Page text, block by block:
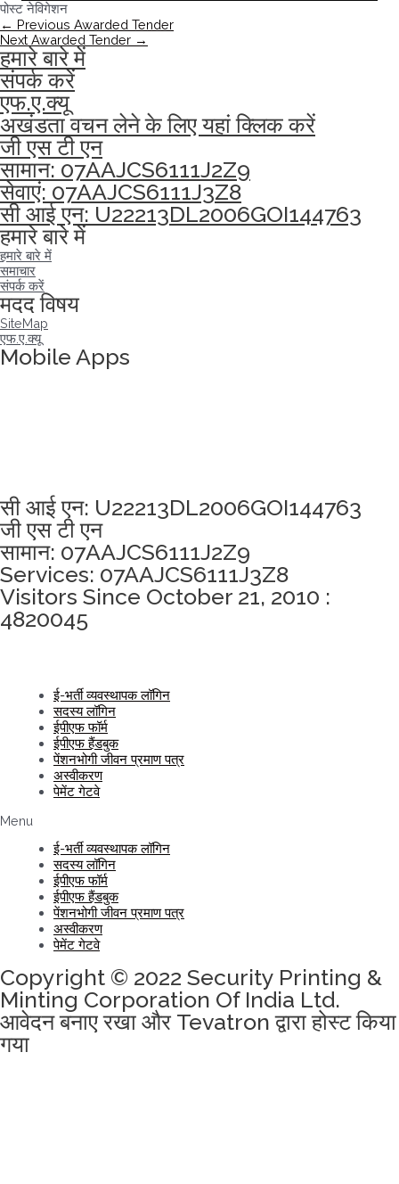
पोस्ट नेविगेशन
← Previous Awarded Tender
Next Awarded Tender →
हमारे बारे में
संपर्क करें
एफ.ए.क्यू
अखंडता वचन लेने के लिए यहां क्लिक करें
जी एस टी एन
सामान: 07AAJCS6111J2Z9
सेवाएं: 07AAJCS6111J3Z8
सी आई एन: U22213DL2006GOI144763
हमारे बारे में
हमारे बारे में
समाचार
संपर्क करें
मदद विषय
SiteMap
एफ.ए.क्यू
Mobile Apps
सी आई एन: U22213DL2006GOI144763
जी एस टी एन
सामान: 07AAJCS6111J2Z9
Services: 07AAJCS6111J3Z8
Visitors Since October 21, 2010 :
4820045
ई-भर्ती व्यवस्थापक लॉगिन
सदस्य लॉगिन
ईपीएफ फॉर्म
ईपीएफ हैंडबुक
पेंशनभोगी जीवन प्रमाण पत्र
अस्वीकरण
पेमेंट गेटवे
Menu
ई-भर्ती व्यवस्थापक लॉगिन
सदस्य लॉगिन
ईपीएफ फॉर्म
ईपीएफ हैंडबुक
पेंशनभोगी जीवन प्रमाण पत्र
अस्वीकरण
पेमेंट गेटवे
Copyright © 2022 Security Printing &
Minting Corporation Of India Ltd.
आवेदन बनाए रखा और Tevatron द्वारा होस्ट किया
गया